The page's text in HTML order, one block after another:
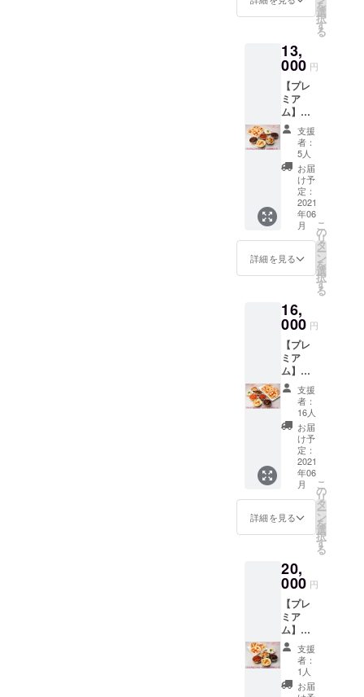
リータ
ト！）
・風味
豊かな
プチパ
ン４ヶ
セット
以上の
６種
セット
です。
窯焼き
ピザ
は、低
温長時
間熟成
生地を
１枚ず
ばし
し、石
窯で高
温にて
焼き上
げた芳
ばしい
香りの
マルゲ
リータ
です。
ご家庭
で少し
温めて
いただ
で、
「もち
感」
「さっ
くり食
感」の
本格ナ
ポリ
ピッ
ツァ専
門店と
同等の
高品質
け致し
ます。
このプ
ロジェ
クト限
定の商
品が、
二度お
楽しみ
いただ
けるお
得な
コース
です！
含む
ファミ
イズの
スペ
シャル
なコー
スで
す！ ・
シェフ
拘りの
ビーフ
シ
チュー
・小海
老とコ
ンキリ
エ・
ピッコ
レ ・彩
タトゥ
イユ ・
海の幸
ライス
グラタ
ン ・鮭
と小海
老の茸
クリー
ムソー
ス ・お
一人様
ピッ
ツァ/マ
ルゲ
リータ
（３枚
６種
セット
です。
ヤマト
運輸の
クール
冷凍便
にてお
届け致
しま
を
選
択
す
る
13,
000 円
【プレ
ミア
ム】
ファミ
リー
セット
13,000
円コー
ス (送料
のプロ
ジェク
ト限定
商品を
含む
ファミ
イズの
スペ
シャル
なコー
スで
す！ 一
番人気
のビー
フシ
チュー
は２
セット
ご用意
しまし
た！ ・
シェフ
拘りの
（２
セット
入
り！）
・小海
老とコ
ンキリ
エ・
ピッコ
レ ・彩
支援
者：
5人
お届
け予
定：
2021
年06
月
詳細を見る
こ
の
リ
タ
ー
ン
を
選
択
す
る
16,
000 円
【プレ
ミア
ム】
ファミ
リー
セット
16,000
円コー
ス (送料
のプロ
ジェク
ト限定
商品を
含む
ファミ
イズの
スペ
シャル
なコー
スで
す！ こ
れまで
のきら
ら亭
パー
支援
者：
16人
お届
け予
定：
2021
年06
月
詳細を見る
こ
の
リ
タ
ー
ン
を
選
択
す
る
20,
000 円
【プレ
ミア
ム】
ファミ
リー
セット
10,000
支援
者：
1人
お届